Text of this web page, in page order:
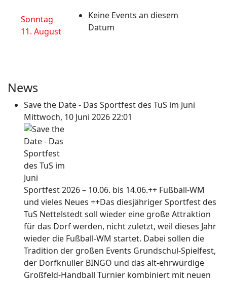
Sonntag
11. August
Keine Events an diesem
Datum
News
Save the Date - Das Sportfest des TuS im Juni
Mittwoch, 10 Juni 2026 22:01
Sportfest 2026 – 10.06. bis 14.06.++ Fußball-WM
und vieles Neues ++Das diesjähriger Sportfest des
TuS Nettelstedt soll wieder eine große Attraktion
für das Dorf werden, nicht zuletzt, weil dieses Jahr
wieder die Fußball-WM startet. Dabei sollen die
Tradition der großen Events Grundschul-Spielfest,
der Dorfknüller BINGO und das alt-ehrwürdige
Großfeld-Handball Turnier kombiniert mit neuen